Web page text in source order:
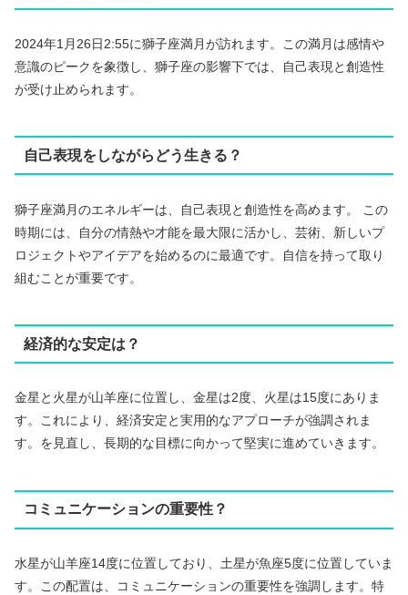
2024年1月26日2:55に獅子座満月が訪れます。この満月は感情や
意識のピークを象徴し、獅子座の影響下では、自己表現と創造性
が受け止められます。
自己表現をしながらどう生きる？
獅子座満月のエネルギーは、自己表現と創造性を高めます。 この
時期には、自分の情熱や才能を最大限に活かし、芸術、新しいプ
ロジェクトやアイデアを始めるのに最適です。自信を持って取り
組むことが重要です。
経済的な安定は？
金星と火星が山羊座に位置し、金星は2度、火星は15度にありま
す。これにより、経済安定と実用的なアプローチが強調されま
す。を見直し、長期的な目標に向かって堅実に進めていきます。
コミュニケーションの重要性？
水星が山羊座14度に位置しており、土星が魚座5度に位置していま
す。この配置は、コミュニケーションの重要性を強調します。特